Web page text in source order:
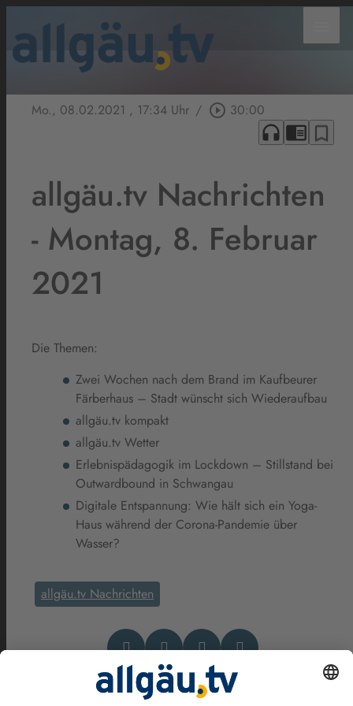
Mo., 08.02.2021 , 17:34 Uhr / play_circle_outline 30:00
headphones chrome_reader_mode bookmark_border
allgäu.tv Nachrichten
- Montag, 8. Februar
2021
Die Themen:
Zwei Wochen nach dem Brand im Kaufbeurer
Färberhaus – Stadt wünscht sich Wiederaufbau
allgäu.tv kompakt
allgäu.tv Wetter
Erlebnispädagogik im Lockdown – Stillstand bei
Outwardbound in Schwangau
Digitale Entspannung: Wie hält sich ein Yoga-
Haus während der Corona-Pandemie über
Wasser?
allgäu.tv Nachrichten